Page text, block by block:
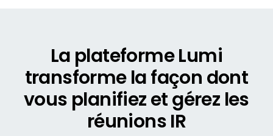
La plateforme Lumi
transforme la façon dont
vous planifiez et gérez les
réunions IR